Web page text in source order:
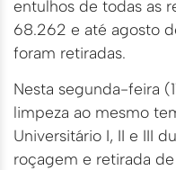
entulhos de todas as
68.262 e até agosto
foram retiradas.
Nesta segunda-feira
limpeza ao mesmo
Universitário I, II e III
roçagem e retirada